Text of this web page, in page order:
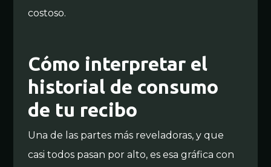
costoso.
Cómo interpretar el
historial de consumo
de tu recibo
Una de las partes más reveladoras, y que
casi todos pasan por alto, es esa gráfica con